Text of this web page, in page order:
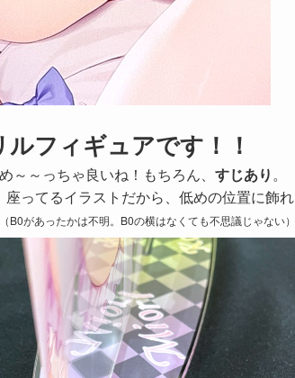
フィギュアです！！
～っちゃ良いね！もちろん、 すじあり。
ってるイラストだから、低めの位置に飾れ
（B0があったかは不明。B0の横はなくても不思議じゃない）